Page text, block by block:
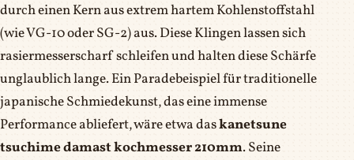
durch einen Kern aus extrem hartem Kohlenstoffstahl
(wie VG-10 oder SG-2) aus. Diese Klingen lassen sich
rasiermesserscharf schleifen und halten diese Schärfe
unglaublich lange. Ein Paradebeispiel für traditionelle
japanische Schmiedekunst, das eine immense
Performance abliefert, wäre etwa daskanetsune
tsuchime damast kochmesser 210mm. Seine